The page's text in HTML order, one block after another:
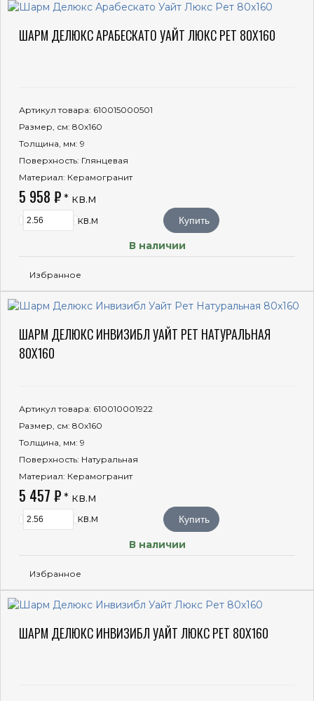
ШАРМ ДЕЛЮКС АРАБЕСКАТО УАЙТ ЛЮКС РЕТ 80X160
Артикул товара: 610015000501
Размер, см: 80x160
Толщина, мм: 9
Поверхность: Глянцевая
Материал: Керамогранит
5 958 ₽ * кв.м
кв.м Купить
В наличии
Избранное
ШАРМ ДЕЛЮКС ИНВИЗИБЛ УАЙТ РЕТ НАТУРАЛЬНАЯ
80X160
Артикул товара: 610010001922
Размер, см: 80x160
Толщина, мм: 9
Поверхность: Натуральная
Материал: Керамогранит
5 457 ₽ * кв.м
кв.м Купить
В наличии
Избранное
ШАРМ ДЕЛЮКС ИНВИЗИБЛ УАЙТ ЛЮКС РЕТ 80X160